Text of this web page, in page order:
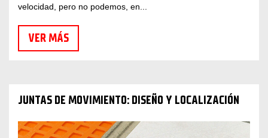
velocidad, pero no podemos, en...
VER MÁS
JUNTAS DE MOVIMIENTO: DISEÑO Y LOCALIZACIÓN